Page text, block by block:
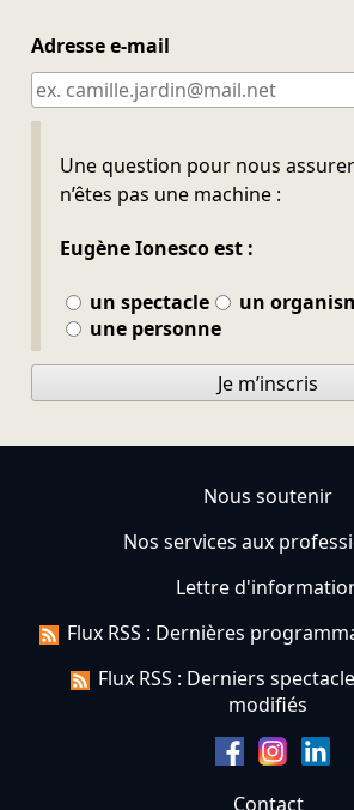
Adresse e-mail
Une question pour nous
n’êtes pas une machine :
Eugène Ionesco est :
un spectacle
un
une personne
Ne pas remplir
Je m’inscris
Nous soutenir
Nos services aux
Lettre
Flux RSS : Dernières
Flux RSS : Derniers
modifiés
Contact